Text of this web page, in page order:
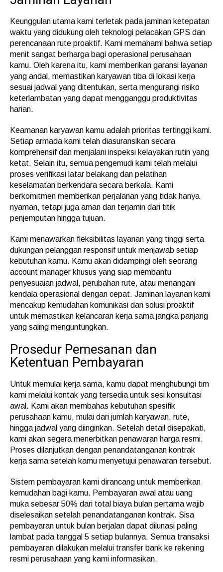
Keunggulan utama kami terletak pada jaminan ketepatan
waktu yang didukung oleh teknologi pelacakan GPS dan
perencanaan rute proaktif. Kami memahami bahwa setiap
menit sangat berharga bagi operasional perusahaan
kamu. Oleh karena itu, kami memberikan garansi layanan
yang andal, memastikan karyawan tiba di lokasi kerja
sesuai jadwal yang ditentukan, serta mengurangi risiko
keterlambatan yang dapat mengganggu produktivitas
harian.
Keamanan karyawan kamu adalah prioritas tertinggi kami.
Setiap armada kami telah diasuransikan secara
komprehensif dan menjalani inspeksi kelayakan rutin yang
ketat. Selain itu, semua pengemudi kami telah melalui
proses verifikasi latar belakang dan pelatihan
keselamatan berkendara secara berkala. Kami
berkomitmen memberikan perjalanan yang tidak hanya
nyaman, tetapi juga aman dan terjamin dari titik
penjemputan hingga tujuan.
Kami menawarkan fleksibilitas layanan yang tinggi serta
dukungan pelanggan responsif untuk menjawab setiap
kebutuhan kamu. Kamu akan didampingi oleh seorang
account manager khusus yang siap membantu
penyesuaian jadwal, perubahan rute, atau menangani
kendala operasional dengan cepat. Jaminan layanan kami
mencakup kemudahan komunikasi dan solusi proaktif
untuk memastikan kelancaran kerja sama jangka panjang
yang saling menguntungkan.
Prosedur Pemesanan dan
Ketentuan Pembayaran
Untuk memulai kerja sama, kamu dapat menghubungi tim
kami melalui kontak yang tersedia untuk sesi konsultasi
awal. Kami akan membahas kebutuhan spesifik
perusahaan kamu, mulai dari jumlah karyawan, rute,
hingga jadwal yang diinginkan. Setelah detail disepakati,
kami akan segera menerbitkan penawaran harga resmi.
Proses dilanjutkan dengan penandatanganan kontrak
kerja sama setelah kamu menyetujui penawaran tersebut.
Sistem pembayaran kami dirancang untuk memberikan
kemudahan bagi kamu. Pembayaran awal atau uang
muka sebesar 50% dari total biaya bulan pertama wajib
diselesaikan setelah penandatanganan kontrak. Sisa
pembayaran untuk bulan berjalan dapat dilunasi paling
lambat pada tanggal 5 setiap bulannya. Semua transaksi
pembayaran dilakukan melalui transfer bank ke rekening
resmi perusahaan yang kami informasikan.